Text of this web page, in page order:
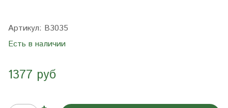
Артикул: B3035
Есть в наличии
1377 руб